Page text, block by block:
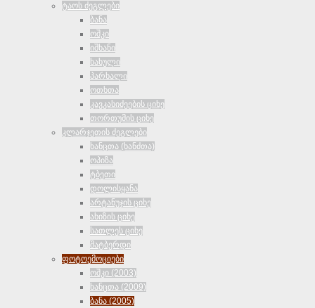
ტაოს ძეგლები
ბანა
ოშკი
იშხანი
ხახული
პარხალი
ოთხთა
კავკასიძეების ციხე
თორთუმის ციხე
კლარჯეთის ძეგლები
ხანცთა (ხანძთა)
ოპიზა
ტბეთი
დოლისყანა
არტანუჯის ციხე
ახიზის ციხე
სათლეს ციხე
შატბერდი
ფოტოემოციები
ოშკი (2003)
ხანცთა (2009)
ბანა (2005)